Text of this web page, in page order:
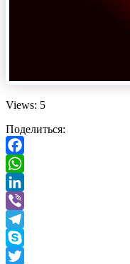
Views: 5
Поделиться:
Facebook
WhatsApp
LinkedIn
Viber
Telegram
Skype